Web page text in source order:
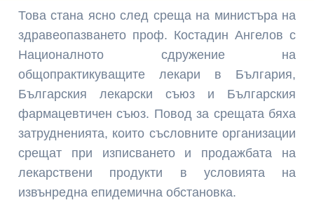
Това стана ясно след среща на министъра на
здравеопазването проф. Костадин Ангелов с
Националното сдружение на
общопрактикуващите лекари в България,
Българския лекарски съюз и Българския
фармацевтичен съюз. Повод за срещата бяха
затрудненията, които съсловните организации
срещат при изписването и продажбата на
лекарствени продукти в условията на
извънредна епидемична обстановка.